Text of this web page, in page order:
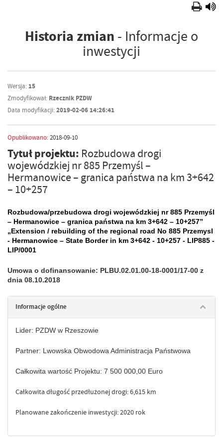
Historia zmian - Informacje o
inwestycji
Wersja: 15
Zmodyfikował: Rzecznik PZDW
Data modyfikacji:2019-02-06 14:26:41
Opublikowano:2018-09-10
Tytuł projektu: Rozbudowa drogi
wojewódzkiej nr 885 Przemyśl –
Hermanowice – granica państwa na km 3+642
– 10+257
Rozbudowa/przebudowa drogi wojewódzkiej nr 885 Przemyśl
– Hermanowice – granica państwa na km 3+642 – 10+257”
„Extension / rebuilding of the regional road No 885 Przemysl
- Hermanowice – State Border in km 3+642 - 10+257 - LIP885 -
LIP/0001
Umowa o dofinansowanie: PLBU.02.01.00-18-0001/17-00 z
dnia 08.10.2018
Informacje ogólne
Lider: PZDW w Rzeszowie
Partner: Lwowska Obwodowa Administracja Państwowa
Całkowita wartość Projektu: 7 500 000,00 Euro
Całkowita długość przedłużonej drogi: 6,615 km
Planowane zakończenie inwestycji: 2020 rok